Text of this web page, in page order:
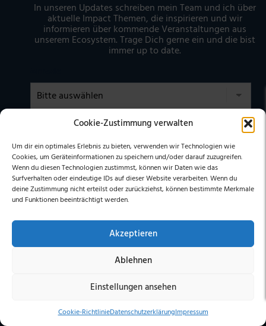
Cookie-Zustimmung verwalten
Um dir ein optimales Erlebnis zu bieten, verwenden wir Technologien wie
Cookies, um Geräteinformationen zu speichern und/oder darauf zuzugreifen.
Wenn du diesen Technologien zustimmst, können wir Daten wie das
Surfverhalten oder eindeutige IDs auf dieser Website verarbeiten. Wenn du
deine Zustimmung nicht erteilst oder zurückziehst, können bestimmte Merkmale
und Funktionen beeinträchtigt werden.
Akzeptieren
Ablehnen
Einstellungen ansehen
Cookie-RichtlinieDatenschutzerklärungImpressum
In unseren Updates schreiben mein Team und ich über
aktuelle Impact Themen, die inspirieren und wir
informieren über kommende Veranstaltungen aus
unserem Ecosystem. Trage Dich gerne ein und die bist
immer up to date.
Nachname
E-Mail
DATENSCHUTZERKLÄRUNGzur Kenntnis
erhoben undgespeichert werden. (Hinweis: Sie können Ihre